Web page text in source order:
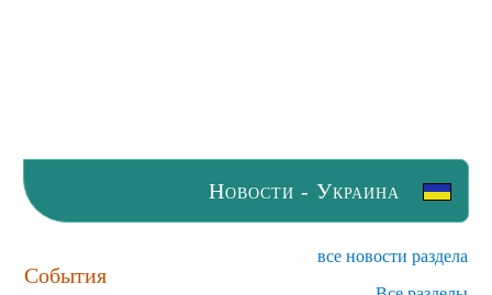
Новости - Украина
События
все новости раздела